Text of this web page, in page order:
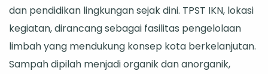
dan pendidikan lingkungan sejak dini. TPST IKN, lokasi
kegiatan, dirancang sebagai fasilitas pengelolaan
limbah yang mendukung konsep kota berkelanjutan.
Sampah dipilah menjadi organik dan anorganik,